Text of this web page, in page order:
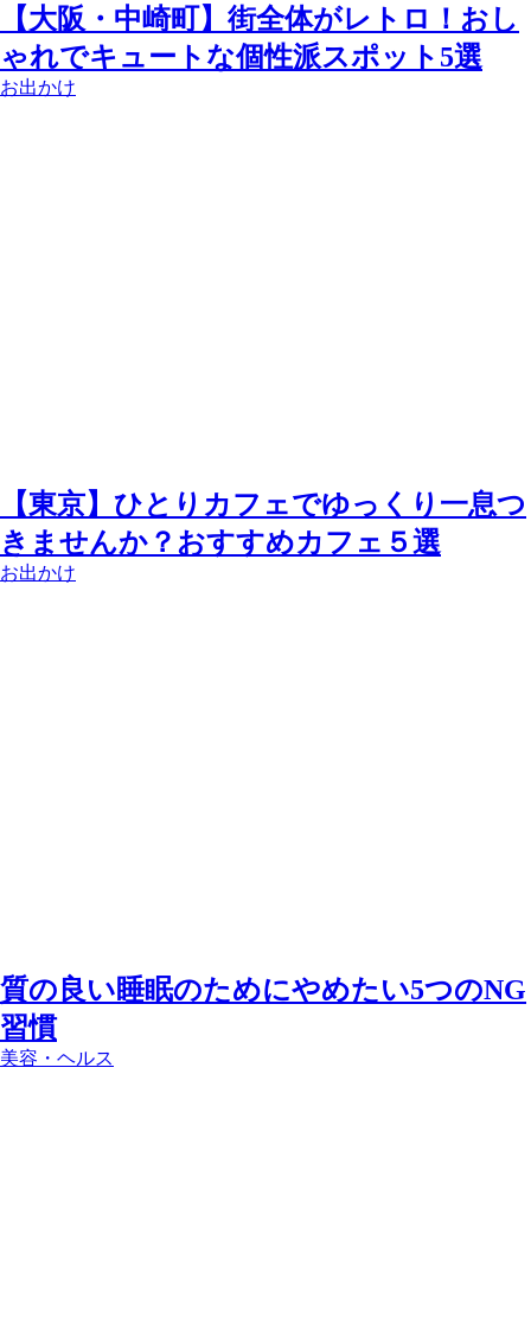
【大阪・中崎町】街全体がレトロ！おし
ゃれでキュートな個性派スポット5選
お出かけ
【東京】ひとりカフェでゆっくり一息つ
きませんか？おすすめカフェ５選
お出かけ
質の良い睡眠のためにやめたい5つのNG
習慣
美容・ヘルス